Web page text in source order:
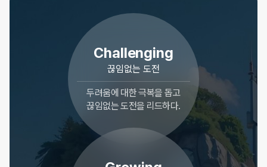
Challenging
끊임없는 도전
두려움에 대한 극복을 돕고
끊임없는 도전을 리드하다.